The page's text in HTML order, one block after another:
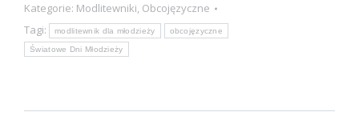
Per
La
Gioventù
Kategorie: Modlitewniki, Obcojęzyczne
Tagi:
modlitewnik dla młodzieży obcojęzyczne
Światowe Dni Młodzieży